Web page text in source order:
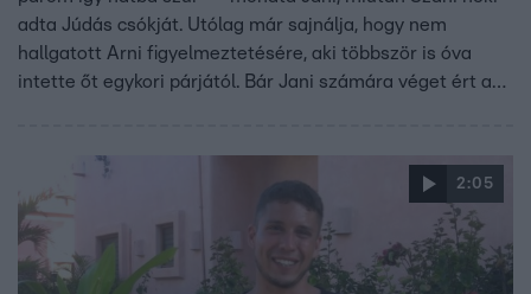
adta Júdás csókját. Utólag már sajnálja, hogy nem
hallgatott Arni figyelmeztetésére, aki többször is óva
intette őt egykori párjától. Bár Jani számára véget ért az
2:05